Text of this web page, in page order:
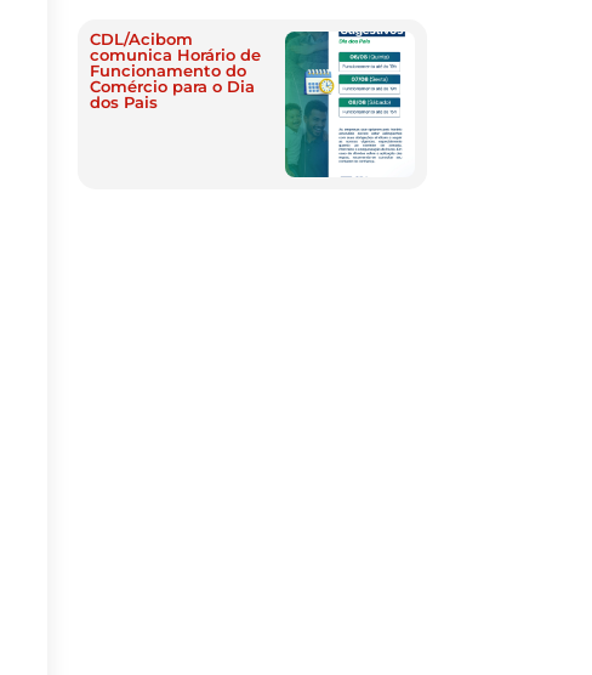
CDL/Acibom
comunica Horário de
Funcionamento do
Comércio para o Dia
dos Pais